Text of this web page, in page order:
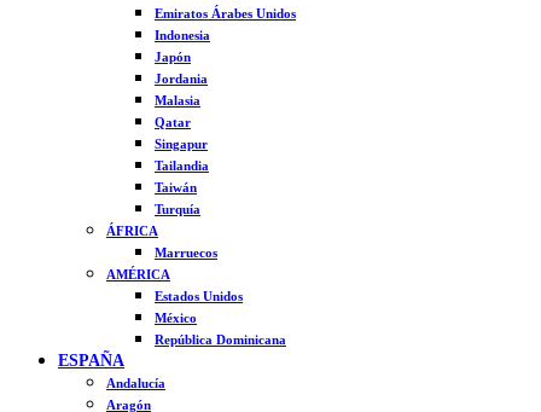
Emiratos Árabes Unidos
Indonesia
Japón
Jordania
Malasia
Qatar
Singapur
Tailandia
Taiwán
Turquía
ÁFRICA
Marruecos
AMÉRICA
Estados Unidos
México
República Dominicana
ESPAÑA
Andalucía
Aragón